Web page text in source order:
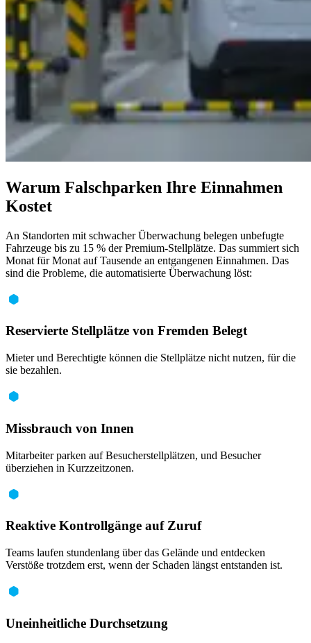
Warum Falschparken Ihre Einnahmen
Kostet
An Standorten mit schwacher Überwachung belegen unbefugte
Fahrzeuge bis zu 15 % der Premium-Stellplätze. Das summiert sich
Monat für Monat auf Tausende an entgangenen Einnahmen. Das
sind die Probleme, die automatisierte Überwachung löst:
Reservierte Stellplätze von Fremden Belegt
Mieter und Berechtigte können die Stellplätze nicht nutzen, für die
sie bezahlen.
Missbrauch von Innen
Mitarbeiter parken auf Besucherstellplätzen, und Besucher
überziehen in Kurzzeitzonen.
Reaktive Kontrollgänge auf Zuruf
Teams laufen stundenlang über das Gelände und entdecken
Verstöße trotzdem erst, wenn der Schaden längst entstanden ist.
Uneinheitliche Durchsetzung